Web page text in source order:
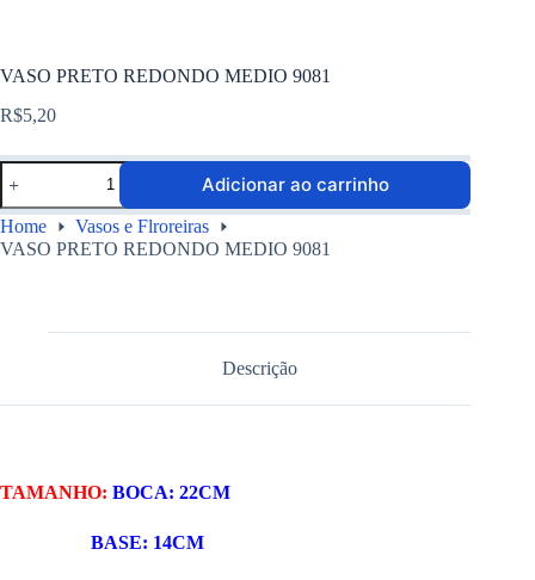
VASO PRETO REDONDO MEDIO 9081
R$5,20
Adicionar ao carrinho
Home
Vasos e Flroreiras
VASO PRETO REDONDO MEDIO 9081
Descrição
TAMANHO: BOCA: 22CM
BASE: 14CM